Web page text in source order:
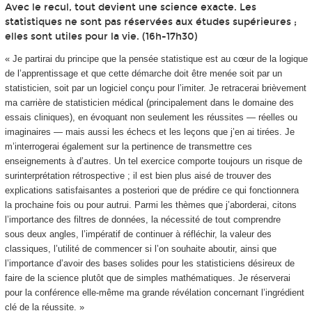
Avec le recul, tout devient une science exacte. Les
statistiques ne sont pas réservées aux études supérieures ;
elles sont utiles pour la vie. (16h-17h30)
« Je partirai du principe que la pensée statistique est au cœur de la logique
de l’apprentissage et que cette démarche doit être menée soit par un
statisticien, soit par un logiciel conçu pour l’imiter. Je retracerai brièvement
ma carrière de statisticien médical (principalement dans le domaine des
essais cliniques), en évoquant non seulement les réussites — réelles ou
imaginaires — mais aussi les échecs et les leçons que j’en ai tirées. Je
m’interrogerai également sur la pertinence de transmettre ces
enseignements à d’autres. Un tel exercice comporte toujours un risque de
surinterprétation rétrospective ; il est bien plus aisé de trouver des
explications satisfaisantes a posteriori que de prédire ce qui fonctionnera
la prochaine fois ou pour autrui. Parmi les thèmes que j’aborderai, citons
l’importance des filtres de données, la nécessité de tout comprendre
sous deux angles, l’impératif de continuer à réfléchir, la valeur des
classiques, l’utilité de commencer si l’on souhaite aboutir, ainsi que
l’importance d’avoir des bases solides pour les statisticiens désireux de
faire de la science plutôt que de simples mathématiques. Je réserverai
pour la conférence elle-même ma grande révélation concernant l’ingrédient
clé de la réussite. »